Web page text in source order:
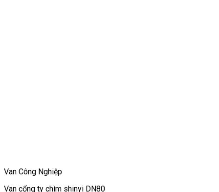
Van Công Nghiệp
Van cổng ty chìm shinyi DN80